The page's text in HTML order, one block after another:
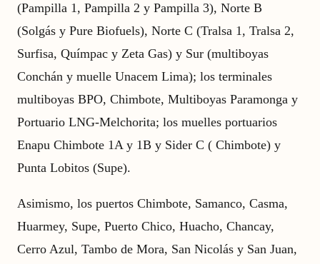
(Pampilla 1, Pampilla 2 y Pampilla 3), Norte B
(Solgás y Pure Biofuels), Norte C (Tralsa 1, Tralsa 2,
Surfisa, Químpac y Zeta Gas) y Sur (multiboyas
Conchán y muelle Unacem Lima); los terminales
multiboyas BPO, Chimbote, Multiboyas Paramonga y
Portuario LNG-Melchorita; los muelles portuarios
Enapu Chimbote 1A y 1B y Sider C ( Chimbote) y
Punta Lobitos (Supe).
Asimismo, los puertos Chimbote, Samanco, Casma,
Huarmey, Supe, Puerto Chico, Huacho, Chancay,
Cerro Azul, Tambo de Mora, San Nicolás y San Juan,